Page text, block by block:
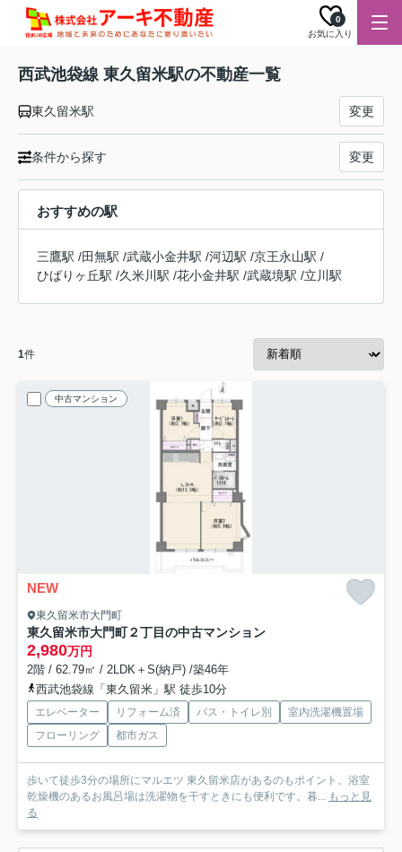
お気に入り
0
西武池袋線 東久留米駅の不動産一覧
東久留米駅 変更
条件から探す 変更
おすすめの駅
三鷹駅 /田無駅 /武蔵小金井駅 /河辺駅 /京王永山駅 /
ひばりヶ丘駅 /久米川駅 /花小金井駅 /武蔵境駅 /立川駅
1件
中古マンション
NEW
東久留米市大門町
東久留米市大門町２丁目の中古マンション
2,980万円
2階 / 62.79㎡ / 2LDK＋S(納戸) /築46年
西武池袋線「東久留米」駅 徒歩10分
エレベーター リフォーム済 バス・トイレ別
室内洗濯機置場
フローリング
都市ガス
歩いて徒歩3分の場所にマルエツ 東久留米店があるのもポイント。浴室
乾燥機のあるお風呂場は洗濯物を干すときにも便利です。暮... もっと見
る